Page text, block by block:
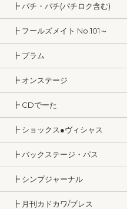
┣ パチ・パチ(パチロク含む)
┣ フールズメイト No.101～
┣ プラム
┣ オンステージ
┣ CDでーた
┣ ショックス●ヴィシャス
┣ バックステージ・パス
┣ シンプジャーナル
┣ 月刊カドカワ/ブレス